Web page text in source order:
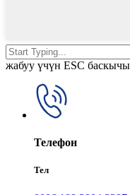
жабуу үчүн ESC
Телефон
Тел